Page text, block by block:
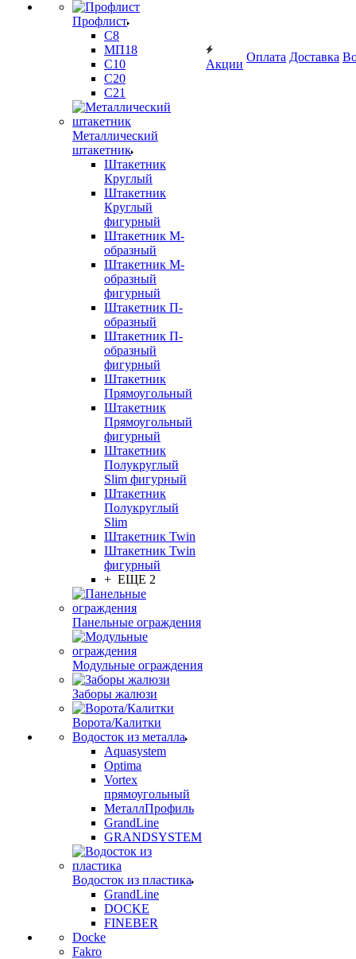
Профлист
С8
МП18
С10
С20
С21
Металлический
штакетник
Штакетник
Круглый
Штакетник
Круглый
фигурный
Штакетник М-
образный
Штакетник М-
образный
фигурный
Штакетник П-
образный
Штакетник П-
образный
фигурный
Штакетник
Прямоугольный
Штакетник
Прямоугольный
фигурный
Штакетник
Полукруглый
Slim фигурный
Штакетник
Полукруглый
Slim
Штакетник Twin
Штакетник Twin
фигурный
+ ЕЩЕ 2
Панельные ограждения
Модульные ограждения
Заборы жалюзи
Ворота/Калитки
Водосток из металла
Aquasystem
Optima
Vortex
прямоугольный
МеталлПрофиль
GrandLine
GRANDSYSTEM
Водосток из пластика
GrandLine
DOCKE
FINEBER
Docke
Fakro
Акции
Оплата Доставка